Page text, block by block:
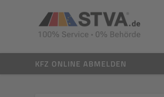
KFZ ONLINE ABMELDEN